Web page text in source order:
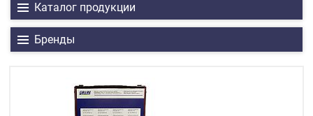
Каталог продукции
Бренды